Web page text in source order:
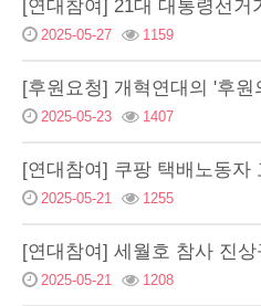
2025-05-27 1159
[후원요청] 개혁연대의 '후
2025-05-23 1407
2025-05-21 1255
2025-05-21 1208